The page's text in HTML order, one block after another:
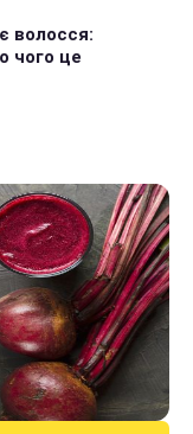
волосся:
чого це